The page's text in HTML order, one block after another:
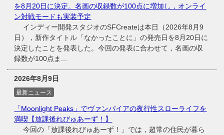
を8月20日に決定。名画の収録数が100点に増加し，オンライ
ン対戦モードも実装予定
インディー開発スタジオのSFCreateは本日（2026年8月9
日），新作タイトル「なかったことに」の発売日を8月20日に
決定したことを発表した。今回の発表に合わせて，名画の収
録数が100点ま...
2026年8月9日
最新ニュース
「Moonlight Peaks」でヴァンパイアの夜行性スローライフを
満喫【放課後れびゅあーず！】
今回の「放課後れびゅあーず！」では，超常の住民が暮ら